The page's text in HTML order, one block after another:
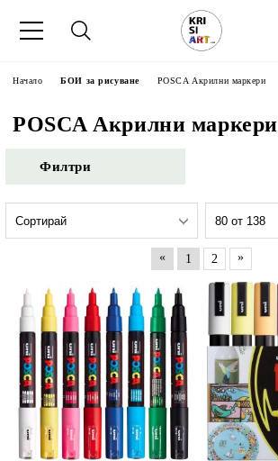
Начало БОИ за рисуване POSCA Акрилни маркери
POSCA Акрилни маркери
Филтри
« 1 2 »